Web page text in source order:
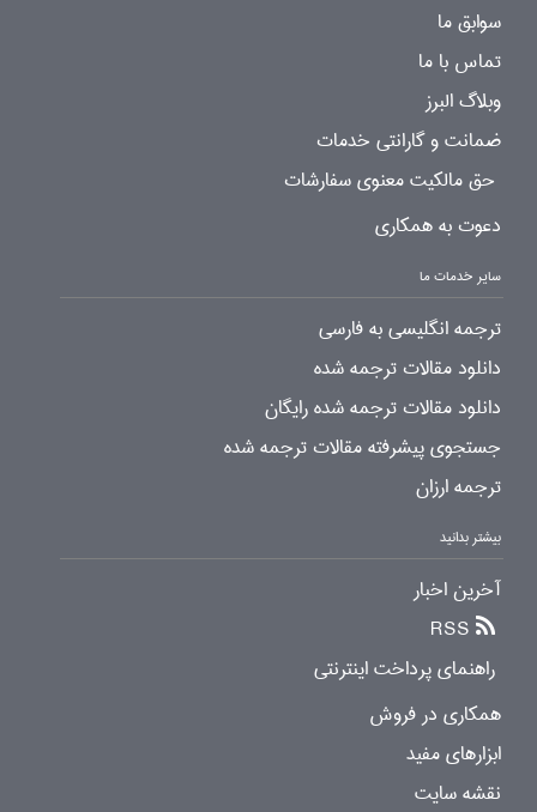
سوابق ما
تماس با ما
وبلاگ البرز
ضمانت و گارانتی خدمات
حق مالکیت معنوی سفارشات
دعوت به همکاری
سایر خدمات ما
ترجمه انگلیسی به فارسی
دانلود مقالات ترجمه شده
دانلود مقالات ترجمه شده رایگان
جستجوی پیشرفته مقالات ترجمه شده
ترجمه ارزان
بیشتر بدانید
آخرین اخبار
RSS
راهنمای پرداخت اینترنتی
همکاری در فروش
ابزارهای مفید
نقشه سایت